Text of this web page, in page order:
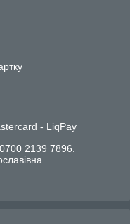
- LiqPay
2139 7896.